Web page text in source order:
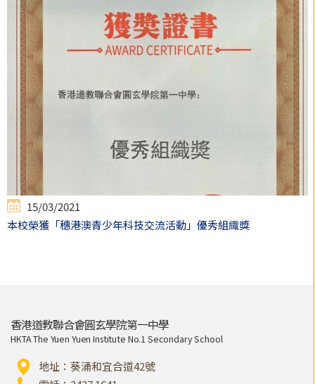
15/03/2021
本校榮獲「穗港澳青少年科技交流活動」優秀組織獎
香港道教聯合會圓玄學院第一中學
HKTA The Yuen Yuen Institute No.1 Secondary School
地址：葵涌和宜合道42號